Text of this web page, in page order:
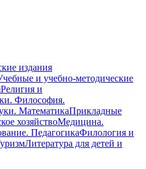
издания
и учебно-методические
Религия и
Философия.
МатематикаПрикладные
хозяйствоМедицина.
ПедагогикаФилология и
Литература для детей и